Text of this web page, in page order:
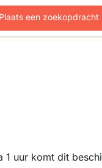
Plaats een zoekopdracht
1 uur komt dit